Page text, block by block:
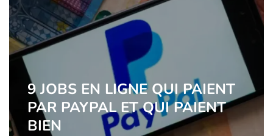
9 JOBS EN LIGNE QUI PAIENT
PAR PAYPAL ET QUI PAIENT
BIEN